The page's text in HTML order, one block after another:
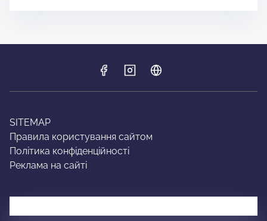
SITEMAP
Правила користування сайтом
Політика конфіденційності
Реклама на сайті